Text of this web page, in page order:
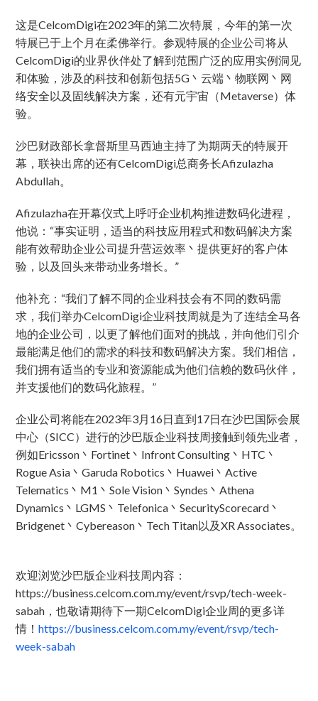
这是CelcomDigi在2023年的第二次特展，今年的第一次
特展已于上个月在柔佛举行。参观特展的企业公司将从
CelcomDigi的业界伙伴处了解到范围广泛的应用实例洞见
和体验，涉及的科技和创新包括5G丶云端丶物联网丶网
络安全以及固线解决方案，还有元宇宙（Metaverse）体
验。
沙巴财政部长拿督斯里马西迪主持了为期两天的特展开
幕，联袂出席的还有CelcomDigi总商务长Afizulazha
Abdullah。
Afizulazha在开幕仪式上呼吁企业机构推进数码化进程，
他说：“事实证明，适当的科技应用程式和数码解决方案
能有效帮助企业公司提升营运效率丶提供更好的客户体
验，以及回头来带动业务增长。”
他补充：“我们了解不同的企业科技会有不同的数码需
求，我们举办CelcomDigi企业科技周就是为了连结全马各
地的企业公司，以更了解他们面对的挑战，并向他们引介
最能满足他们的需求的科技和数码解决方案。我们相信，
我们拥有适当的专业和资源能成为他们信赖的数码伙伴，
并支援他们的数码化旅程。”
企业公司将能在2023年3月16日直到17日在沙巴国际会展
中心（SICC）进行的沙巴版企业科技周接触到领先业者，
例如Ericsson丶Fortinet丶Infront Consulting丶HTC丶
Rogue Asia丶Garuda Robotics丶Huawei丶Active
Telematics丶M1丶Sole Vision丶Syndes丶Athena
Dynamics丶LGMS丶Telefonica丶SecurityScorecard丶
Bridgenet丶Cybereason丶Tech Titan以及XR Associates。
欢迎浏览沙巴版企业科技周内容：
https://business.celcom.com.my/event/rsvp/tech-week-
sabah，也敬请期待下一期CelcomDigi企业周的更多详
情！https://business.celcom.com.my/event/rsvp/tech-
week-sabah